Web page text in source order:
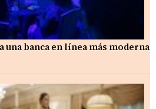
una banca en línea más moderna